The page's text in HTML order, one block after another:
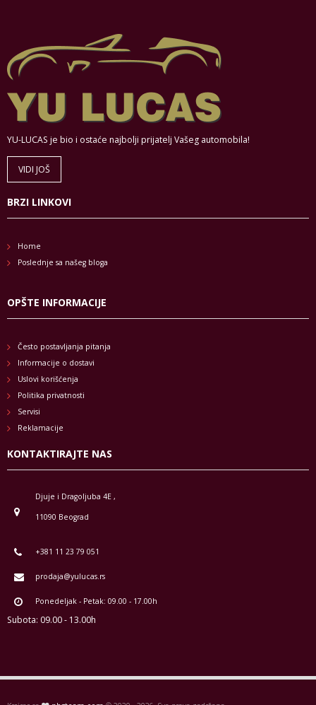
YU-LUCAS je bio i ostaće najbolji prijatelj Vašeg automobila!
VIDI JOŠ
BRZI LINKOVI
Home
Poslednje sa našeg bloga
OPŠTE INFORMACIJE
Često postavljanja pitanja
Informacije o dostavi
Uslovi korišćenja
Politika privatnosti
Servisi
Reklamacije
KONTAKTIRAJTE NAS
Djuje i Dragoljuba 4E ,
11090 Beograd
+381 11 23 79 051
prodaja@yulucas.rs
Ponedeljak - Petak: 09.00 - 17.00h
Subota: 09.00 - 13.00h